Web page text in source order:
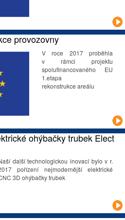
provozovny
V roce 2017 proběhla
v rámci projektu
spolufinancovaného EU
1.etapa
rekonstrukce areálu
ohýbačky trubek Elect
další technologickou inovací bylo v r.
pořízení nejmodernější elektrické
3D ohýbačky trubek